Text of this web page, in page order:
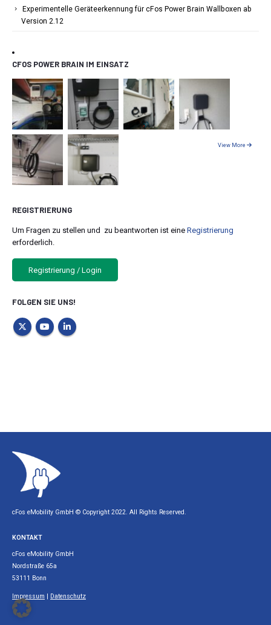
Experimentelle Geräteerkennung für cFos Power Brain Wallboxen ab
Version 2.12
CFOS POWER BRAIN IM EINSATZ
View More
REGISTRIERUNG
Um Fragen zu stellen und zu beantworten ist eine Registrierung
erforderlich.
Registrierung / Login
FOLGEN SIE UNS!
cFos eMobility GmbH © Copyright 2022. All Rights Reserved.
KONTAKT
cFos eMobility GmbH
Nordstraße 65a
53111 Bonn
Impressum Datenschutz